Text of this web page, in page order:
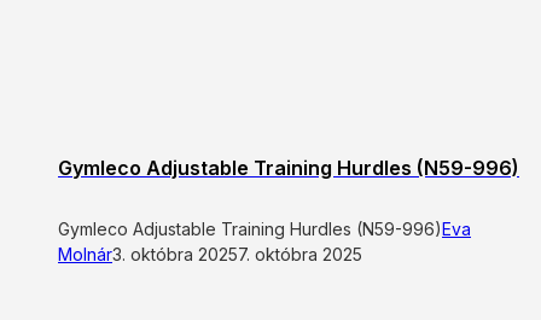
Gymleco Adjustable Training Hurdles (N59-996)
Gymleco Adjustable Training Hurdles (N59-996)Eva
Molnár3. októbra 20257. októbra 2025